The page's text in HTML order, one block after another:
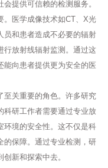
提供可信赖的检测服务。
。医学成像技术如CT、X光
员和患者造成不必要的辐射
行放射线辐射监测。通过这
能向患者提供更为安全的医
至关重要的角色。许多研究
科研工作者需要通过专业放
环境的安全性。这不仅是科
的保障。通过专业检测，研
新和探索中去。